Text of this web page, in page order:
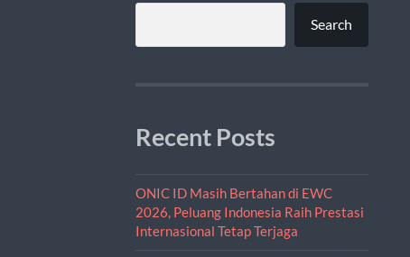
Search
Recent Posts
ONIC ID Masih Bertahan di EWC
2026, Peluang Indonesia Raih Prestasi
Internasional Tetap Terjaga